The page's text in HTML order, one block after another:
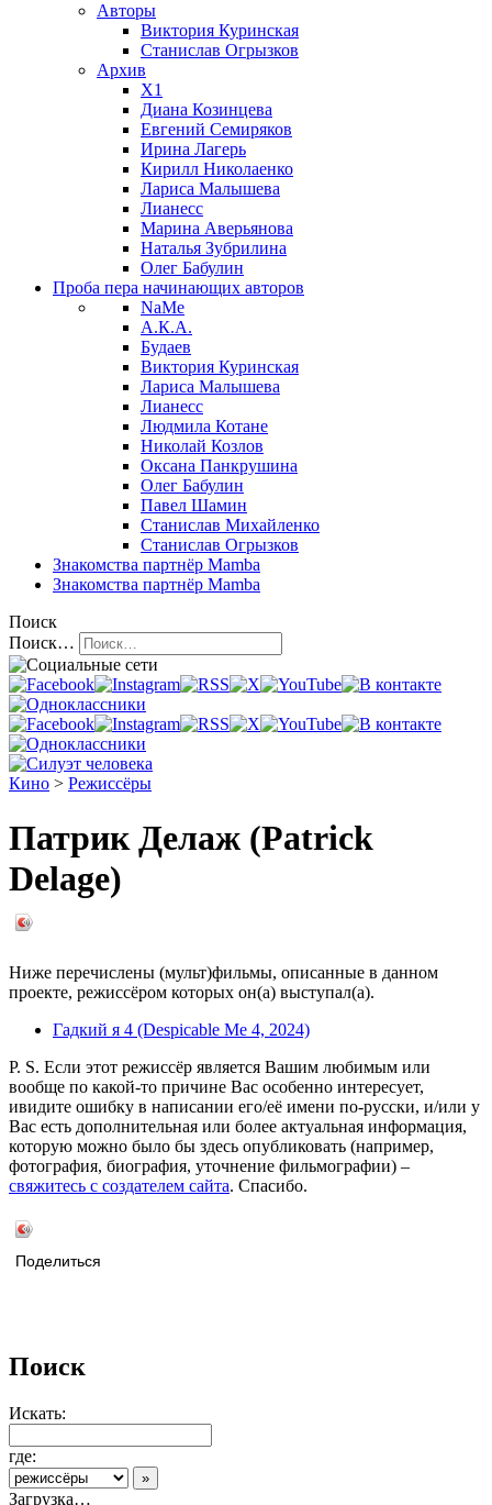
Авторы
Виктория Куринская
Станислав Огрызков
Архив
X1
Диана Козинцева
Евгений Семиряков
Ирина Лагерь
Кирилл Николаенко
Лариса Малышева
Лианесс
Марина Аверьянова
Наталья Зубрилина
Олег Бабулин
Проба пера начинающих авторов
NaMe
А.К.А.
Будаев
Виктория Куринская
Лариса Малышева
Лианесс
Людмила Котане
Николай Козлов
Оксана Панкрушина
Олег Бабулин
Павел Шамин
Станислав Михайленко
Станислав Огрызков
Знакомства партнёр Mamba
Знакомства партнёр Mamba
Поиск
Поиск…
Кино > Режиссёры
Патрик Делаж (Patrick
Delage)
Ниже перечислены (мульт)фильмы, описанные в данном
проекте, режиссёром которых он(а) выступал(а).
Гадкий я 4 (Despicable Me 4, 2024)
P. S. Если этот режиссёр является Вашим любимым или
вообще по какой-то причине Вас особенно интересует,
ивидите ошибку в написании его/её имени по-русски, и/или у
Вас есть дополнительная или более актуальная информация,
которую можно было бы здесь опубликовать (например,
фотография, биография, уточнение фильмографии) –
свяжитесь с создателем сайта. Спасибо.
Поделиться
Поиск
Искать:
где:
Загрузка…